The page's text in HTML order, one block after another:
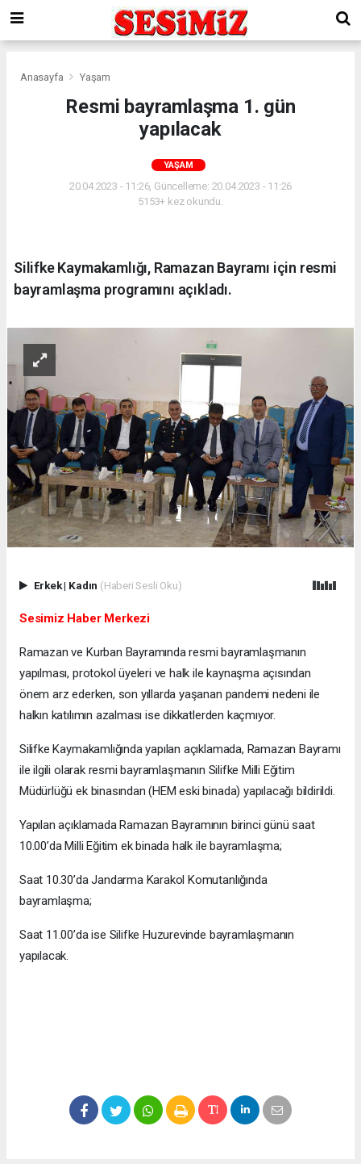
Anasayfa Yaşam
Resmi bayramlaşma 1. gün
yapılacak
YAŞAM
20.04.2023 - 11:26, Güncelleme: 20.04.2023 - 11:26
5153+ kez okundu.
Silifke Kaymakamlığı, Ramazan Bayramı için resmi
bayramlaşma programını açıkladı.
Erkek| Kadın (Haberi Sesli Oku)
Sesimiz Haber Merkezi
Ramazan ve Kurban Bayramında resmi bayramlaşmanın
yapılması, protokol üyeleri ve halk ile kaynaşma açısından
önem arz ederken, son yıllarda yaşanan pandemi nedeni ile
halkın katılımın azalması ise dikkatlerden kaçmıyor.
Silifke Kaymakamlığında yapılan açıklamada, Ramazan Bayramı
ile ilgili olarak resmi bayramlaşmanın Silifke Milli Eğitim
Müdürlüğü ek binasından (HEM eski binada) yapılacağı bildirildi.
Yapılan açıklamada Ramazan Bayramının birinci günü saat
10.00’da Milli Eğitim ek binada halk ile bayramlaşma;
Saat 10.30’da Jandarma Karakol Komutanlığında
bayramlaşma;
Saat 11.00’da ise Silifke Huzurevinde bayramlaşmanın
yapılacak.